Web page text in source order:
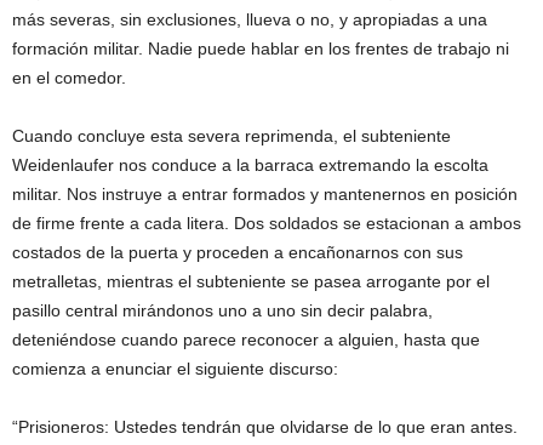
más severas, sin exclusiones, llueva o no, y apropiadas a una
formación militar. Nadie puede hablar en los frentes de trabajo ni
en el comedor.
Cuando concluye esta severa reprimenda, el subteniente
Weidenlaufer nos conduce a la barraca extremando la escolta
militar. Nos instruye a entrar formados y mantenernos en posición
de firme frente a cada litera. Dos soldados se estacionan a ambos
costados de la puerta y proceden a encañonarnos con sus
metralletas, mientras el subteniente se pasea arrogante por el
pasillo central mirándonos uno a uno sin decir palabra,
deteniéndose cuando parece reconocer a alguien, hasta que
comienza a enunciar el siguiente discurso:
“Prisioneros: Ustedes tendrán que olvidarse de lo que eran antes.